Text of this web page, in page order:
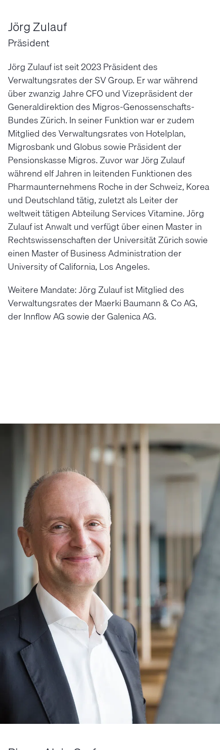
Jörg Zulauf
Präsident
Jörg Zulauf ist seit 2023 Präsident des
Verwaltungsrates der SV Group. Er war während
über zwanzig Jahre CFO und Vizepräsident der
Generaldirektion des Migros-Genossenschafts-
Bundes Zürich. In seiner Funktion war er zudem
Mitglied des Verwaltungsrates von Hotelplan,
Migrosbank und Globus sowie Präsident der
Pensionskasse Migros. Zuvor war Jörg Zulauf
während elf Jahren in leitenden Funktionen des
Pharmaunternehmens Roche in der Schweiz, Korea
und Deutschland tätig, zuletzt als Leiter der
weltweit tätigen Abteilung Services Vitamine. Jörg
Zulauf ist Anwalt und verfügt über einen Master in
Rechtswissenschaften der Universität Zürich sowie
einen Master of Business Administration der
University of California, Los Angeles.
Weitere Mandate: Jörg Zulauf ist Mitglied des
Verwaltungsrates der Maerki Baumann & Co AG,
der Innflow AG sowie der Galenica AG.